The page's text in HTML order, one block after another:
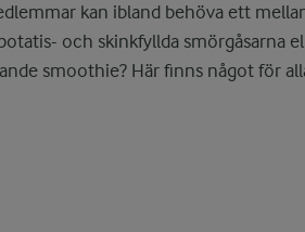
kan ibland behöva ett
och skinkfyllda smörgåsarna
smoothie? Här finns något för